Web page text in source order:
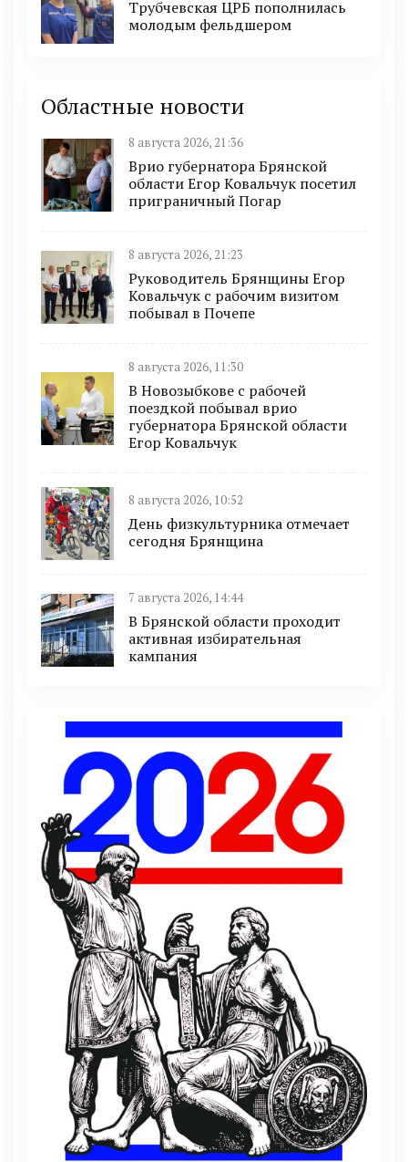
Трубчевская ЦРБ пополнилась
молодым фельдшером
Областные новости
8 августа 2026, 21:36
Врио губернатора Брянской
области Егор Ковальчук посетил
приграничный Погар
8 августа 2026, 21:23
Руководитель Брянщины Егор
Ковальчук с рабочим визитом
побывал в Почепе
8 августа 2026, 11:30
В Новозыбкове с рабочей
поездкой побывал врио
губернатора Брянской области
Егор Ковальчук
8 августа 2026, 10:52
День физкультурника отмечает
сегодня Брянщина
7 августа 2026, 14:44
В Брянской области проходит
активная избирательная
кампания